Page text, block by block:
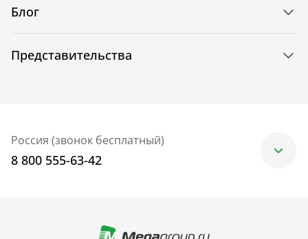
Блог
Представительства
Россия (звонок бесплатный)
8 800 555-63-42
+7 (499) 705-30-10